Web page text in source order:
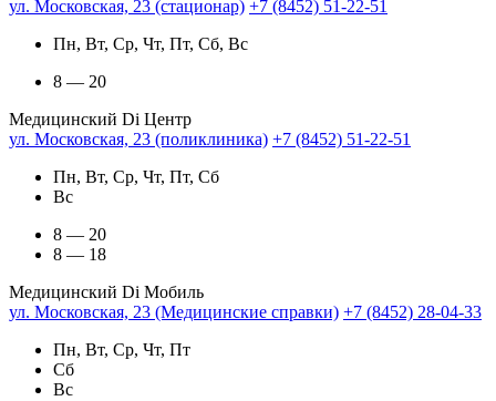
ул. Московская, 23 (стационар) +7 (8452) 51-22-51
Пн, Вт, Ср, Чт, Пт, Сб, Вс
8 — 20
Медицинский Di Центр
ул. Московская, 23 (поликлиника) +7 (8452) 51-22-51
Пн, Вт, Ср, Чт, Пт, Сб
Вс
8 — 20
8 — 18
Медицинский Di Мобиль
ул. Московская, 23 (Медицинские справки) +7 (8452) 28-04-33
Пн, Вт, Ср, Чт, Пт
Сб
Вс